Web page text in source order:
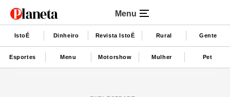
Menu
IstoÉ Dinheiro Revista IstoÉ Rural Gente
Esportes Menu Motorshow Mulher Pet